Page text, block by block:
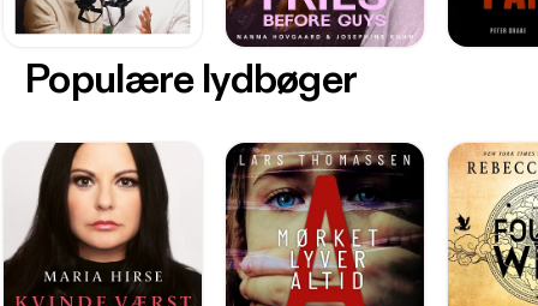
Populære lydbøger